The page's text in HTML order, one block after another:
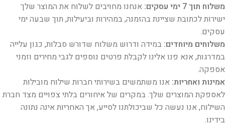
משלוח תוך 7 ימי עסקים:
אנחנו מחויבים לשלוח את המוצר שלך
ישירות לכתובת שציינת בהזמנה, במהירות וביעילות, תוך שבעה ימי
עסקים.
משלוחים מיוחדים: במידה ודרוש משלוח שדורש סבלות, כגון עלייה
במדרגות, אנא פנו אלינו לקבלת פרטים נוספים לגבי מחירים וזמני
אספקה.
אמינות ואחריות: אנו משתמשים בשירותי חברות שילוח מובילות
לאספקת המוצרים שלך. במקרים של איחורים בלתי צפויים מצד חברת
השילוח, אנו נעשה כל שביכולתנו לסייע, אך האחריות אינה נתונה
בידינו.